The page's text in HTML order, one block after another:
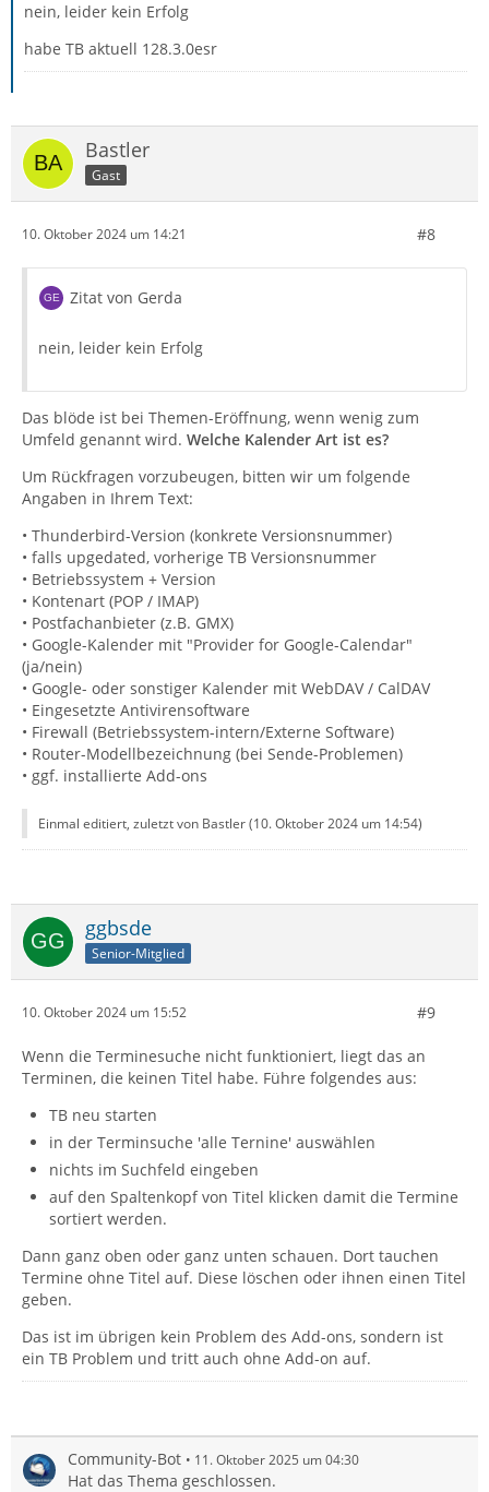
nein, leider kein Erfolg
habe TB aktuell 128.3.0esr
Bastler
Gast
10. Oktober 2024 um 14:21 #8
Zitat von Gerda
nein, leider kein Erfolg
Das blöde ist bei Themen-Eröffnung, wenn wenig zum
Umfeld genannt wird. Welche Kalender Art ist es?
Um Rückfragen vorzubeugen, bitten wir um folgende
Angaben in Ihrem Text:
• Thunderbird-Version (konkrete Versionsnummer)
• falls upgedated, vorherige TB Versionsnummer
• Betriebssystem + Version
• Kontenart (POP / IMAP)
• Postfachanbieter (z.B. GMX)
• Google-Kalender mit "Provider for Google-Calendar"
(ja/nein)
• Google- oder sonstiger Kalender mit WebDAV / CalDAV
• Eingesetzte Antivirensoftware
• Firewall (Betriebssystem-intern/Externe Software)
• Router-Modellbezeichnung (bei Sende-Problemen)
• ggf. installierte Add-ons
Einmal editiert, zuletzt von Bastler (10. Oktober 2024 um 14:54)
ggbsde
Senior-Mitglied
10. Oktober 2024 um 15:52 #9
Wenn die Terminesuche nicht funktioniert, liegt das an
Terminen, die keinen Titel habe. Führe folgendes aus:
TB neu starten
in der Terminsuche 'alle Ternine' auswählen
nichts im Suchfeld eingeben
auf den Spaltenkopf von Titel klicken damit die Termine
sortiert werden.
Dann ganz oben oder ganz unten schauen. Dort tauchen
Termine ohne Titel auf. Diese löschen oder ihnen einen Titel
geben.
Das ist im übrigen kein Problem des Add-ons, sondern ist
ein TB Problem und tritt auch ohne Add-on auf.
Community-Bot 11. Oktober 2025 um 04:30
Hat das Thema geschlossen.